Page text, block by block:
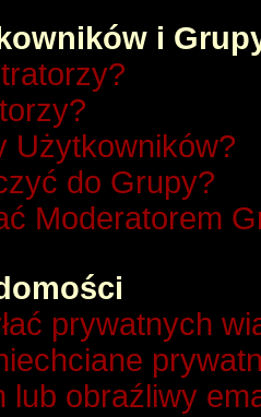
i
Użytkowników?
do Grupy?
Moderatorem
prywatnych
lub obraźliwy